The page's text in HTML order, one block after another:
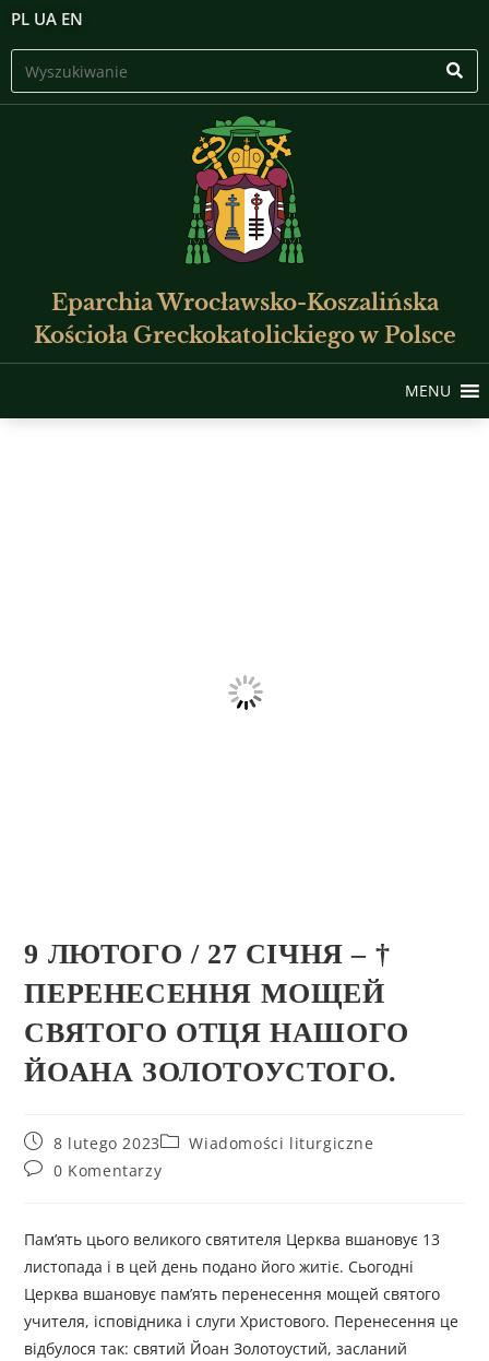
PL UA EN
Eparchia Wrocławsko-Koszalińska
Kościoła Greckokatolickiego w Polsce
MENU
9 ЛЮТОГО / 27 СІЧНЯ – †
ПЕРЕНЕСЕННЯ МОЩЕЙ
СВЯТОГО ОТЦЯ НАШОГО
ЙОАНА ЗОЛОТОУСТОГО.
8 lutego 2023
Wiadomości liturgiczne
0 Komentarzy
Пам’ять цього великого святителя Церква вшановує 13
листопада і в цей день подано його житіє. Сьогодні
Церква вшановує пам’ять перенесення мощей святого
учителя, ісповідника і слуги Христового. Перенесення це
відбулося так: святий Йоан Золотоустий, засланий